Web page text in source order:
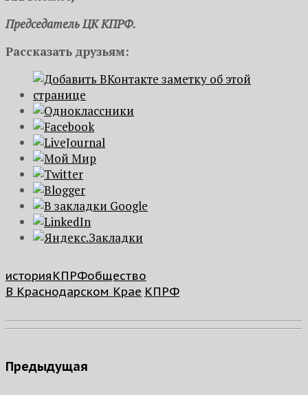
Председатель ЦК КПРФ.
Рассказать друзьям:
историяКПРФобщество
В Краснодарском Крае КПРФ
Предыдущая